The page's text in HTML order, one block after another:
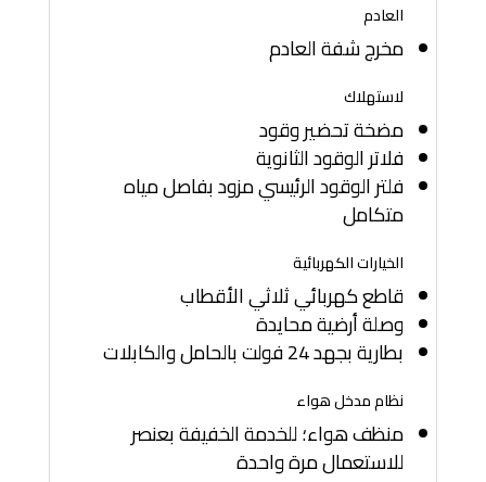
العادم
مخرج شفة العادم
لاستهلاك
مضخة تحضير وقود
فلاتر الوقود الثانوية
فلتر الوقود الرئيسي مزود بفاصل مياه
متكامل
الخيارات الكهربائية
قاطع كهربائي ثلاثي الأقطاب
وصلة أرضية محايدة
بطارية بجهد 24 فولت بالحامل والكابلات
نظام مدخل هواء
منظف هواء؛ للخدمة الخفيفة بعنصر
للاستعمال مرة واحدة